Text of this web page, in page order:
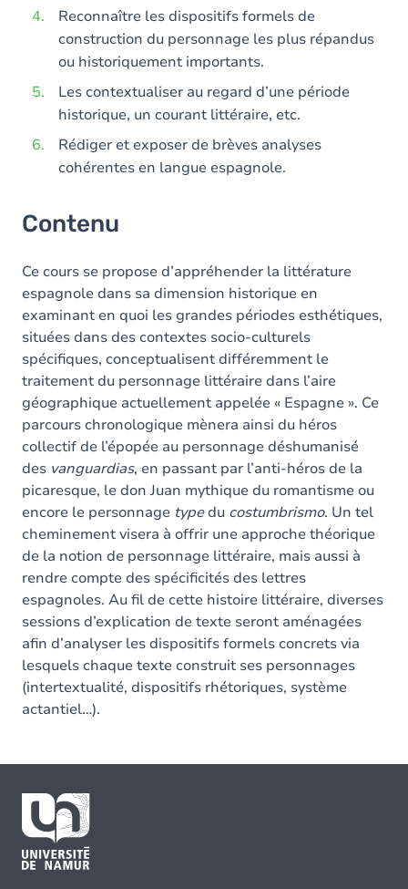
Reconnaître les dispositifs formels de
construction du personnage les plus répandus
ou historiquement importants.
Les contextualiser au regard d’une période
historique, un courant littéraire, etc.
Rédiger et exposer de brèves analyses
cohérentes en langue espagnole.
Contenu
Ce cours se propose d’appréhender la littérature
espagnole dans sa dimension historique en
examinant en quoi les grandes périodes esthétiques,
situées dans des contextes socio-culturels
spécifiques, conceptualisent différemment le
traitement du personnage littéraire dans l’aire
géographique actuellement appelée « Espagne ». Ce
parcours chronologique mènera ainsi du héros
collectif de l’épopée au personnage déshumanisé
des vanguardias, en passant par l’anti-héros de la
picaresque, le don Juan mythique du romantisme ou
encore le personnage typedu costumbrismo. Un tel
cheminement visera à offrir une approche théorique
de la notion de personnage littéraire, mais aussi à
rendre compte des spécificités des lettres
espagnoles. Au fil de cette histoire littéraire, diverses
sessions d’explication de texte seront aménagées
afin d’analyser les dispositifs formels concrets via
lesquels chaque texte construit ses personnages
(intertextualité, dispositifs rhétoriques, système
actantiel…).